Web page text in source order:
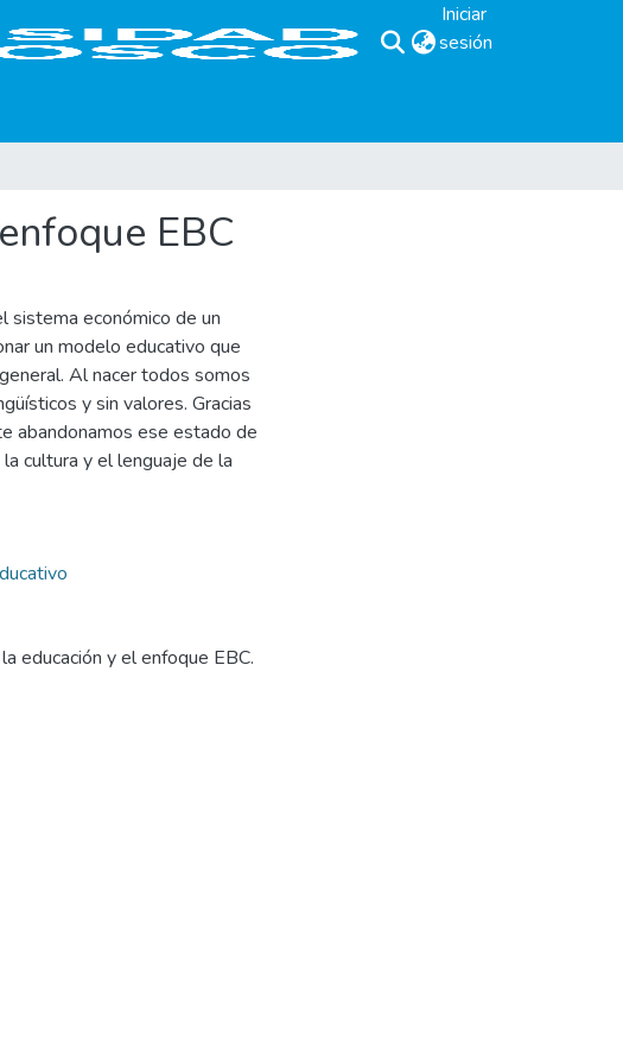
Iniciar
sesión
EBC
sistema económico de un
un modelo educativo que
Al nacer todos somos
y sin valores. Gracias
abandonamos ese estado de
cultura y el lenguaje de la
educación y el enfoque EBC.